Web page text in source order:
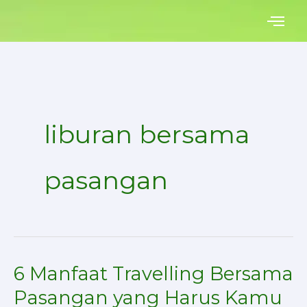
content
liburan bersama
pasangan
6 Manfaat Travelling Bersama
Pasangan yang Harus Kamu
6
Manfaat